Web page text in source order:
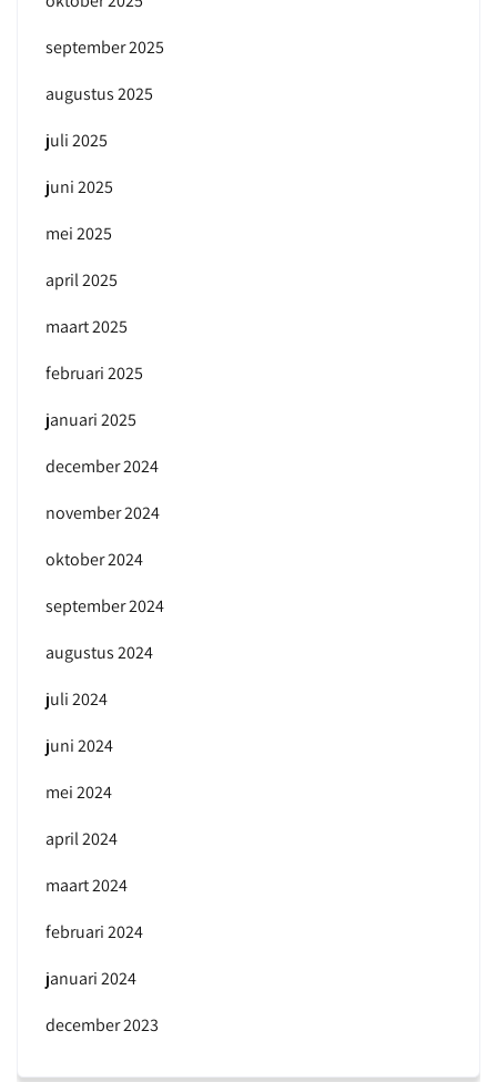
september 2025
augustus 2025
juli 2025
juni 2025
mei 2025
april 2025
maart 2025
februari 2025
januari 2025
december 2024
november 2024
oktober 2024
september 2024
augustus 2024
juli 2024
juni 2024
mei 2024
april 2024
maart 2024
februari 2024
januari 2024
december 2023